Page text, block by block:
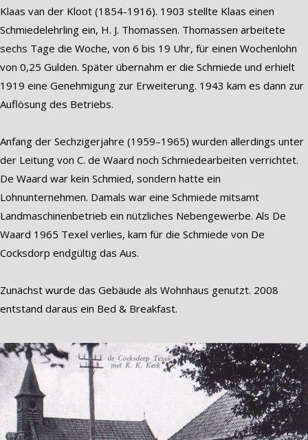
Klaas van der Kloot (1854-1916). 1903 stellte Klaas einen
Schmiedelehrling ein, H. J. Thomassen. Thomassen arbeitete
sechs Tage die Woche, von 6 bis 19 Uhr, für einen Wochenlohn
von 0,25 Gulden. Später übernahm er die Schmiede und erhielt
1919 eine Genehmigung zur Erweiterung. 1943 kam es dann zur
Auflösung des Betriebs.
Anfang der Sechzigerjahre (1959–1965) wurden allerdings unter
der Leitung von C. de Waard noch Schmiedearbeiten verrichtet.
De Waard war kein Schmied, sondern hatte ein
Lohnunternehmen. Damals war eine Schmiede mitsamt
Landmaschinenbetrieb ein nützliches Nebengewerbe. Als De
Waard 1965 Texel verlies, kam für die Schmiede von De
Cocksdorp endgültig das Aus.
Zunächst wurde das Gebäude als Wohnhaus genutzt. 2008
entstand daraus ein Bed & Breakfast.